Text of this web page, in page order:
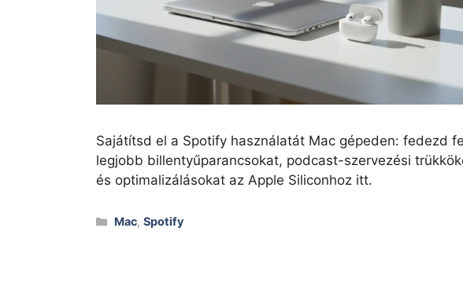
Sajátítsd el a Spotify használatát Mac gépeden: fedezd
legjobb billentyűparancsokat, podcast-szervezési
és optimalizálásokat az Apple Siliconhoz itt.
Kategóriák
Mac,Spotify